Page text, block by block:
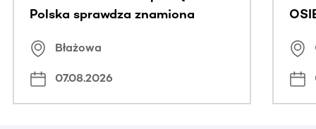
Polska sprawdza znamiona
Błażowa
07.08.2026